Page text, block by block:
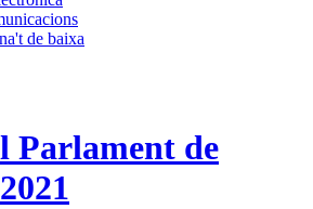
de baixa
Parlament de